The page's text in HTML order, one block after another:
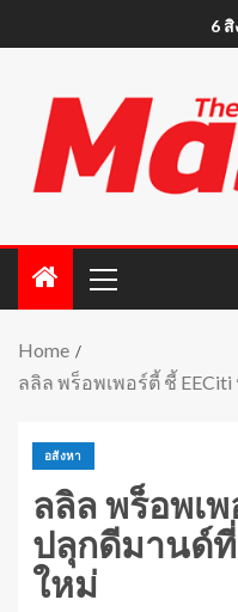
6
Home
ลลิล พร็อพเพอร์ตี้ ชี้
อสังหา
ลลิล พร็อพเ
ปลุกดีมานด์
ใหม่